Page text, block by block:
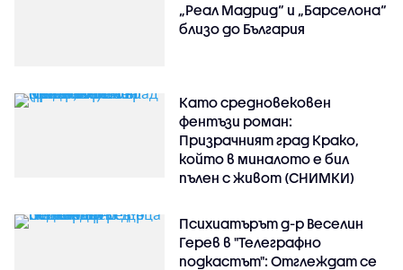
„Реал Мадрид“ и „Барселона“
близо до България
Като средновековен
фентъзи роман:
Призрачният град Крако,
който в миналото е бил
пълен с живот (СНИМКИ)
Психиатърът д-р Веселин
Герев в "Телеграфно
подкастът": Отглеждат се